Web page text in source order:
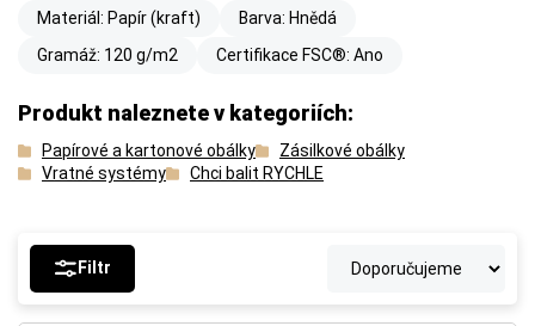
Materiál: Papír (kraft)
Barva: Hnědá
Gramáž: 120 g/m2
Certifikace FSC®: Ano
Produkt naleznete v kategoriích:
Papírové a kartonové obálky
Zásilkové obálky
Vratné systémy
Chci balit RYCHLE
Filtr